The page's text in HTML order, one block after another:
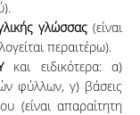
γλώσσας(είναι
περαιτέρω).
και ειδικότερα: α)
φύλλων, γ) βάσεις
(είναι απα­ραί­τη­τη